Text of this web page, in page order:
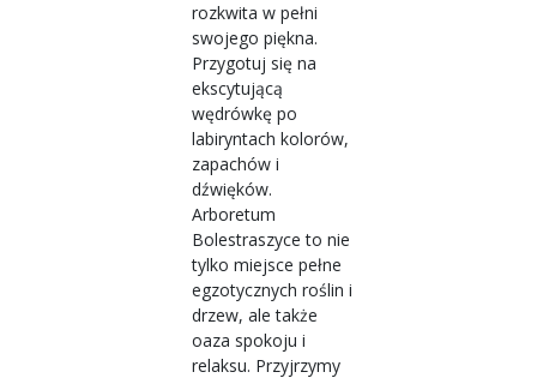
rozkwita w pełni
swojego piękna.
Przygotuj się na
ekscytującą
wędrówkę po
labiryntach kolorów,
zapachów i
dźwięków.
Arboretum
Bolestraszyce to nie
tylko miejsce pełne
egzotycznych roślin i
drzew, ale także
oaza spokoju i
relaksu. Przyjrzymy